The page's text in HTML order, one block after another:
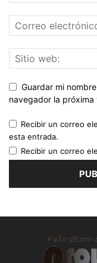
Guardar mi
navegador la
Recibir un correo
esta entrada.
Recibir un correo